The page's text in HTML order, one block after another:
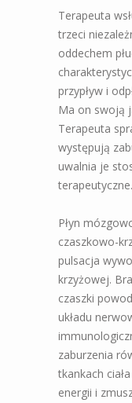
Terapeuta
trzeci
oddechem
przypływ i
Ma on swoją
Terapeuta
występują
uwalnia je
terapeutyczne.
Płyn
czaszkowo-
pulsacja
krzyżowej.
czaszki
układu
zaburzenia
tkankach
energii i